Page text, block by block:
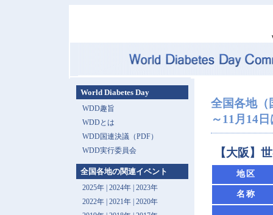
全国各地（
～11月14
【大阪】
地区
名称
World Diabetes Day
WDD趣旨
WDDとは
WDD国連決議（PDF）
WDD実行委員会
全国各地の関連イベント
2025年| 2024年| 2023年
2022年| 2021年| 2020年